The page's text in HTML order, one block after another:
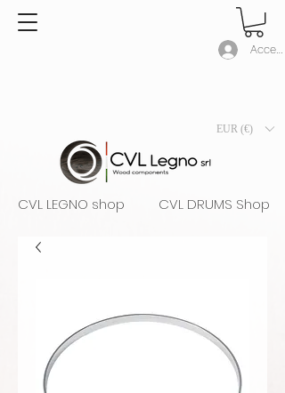
Accedi
EUR (€)
CVL LEGNO shop CVL DRUMS Shop